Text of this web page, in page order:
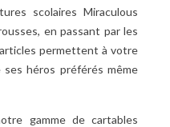
scolaires Miraculous
en passant par les
permettent à votre
héros préférés même
gamme de cartables